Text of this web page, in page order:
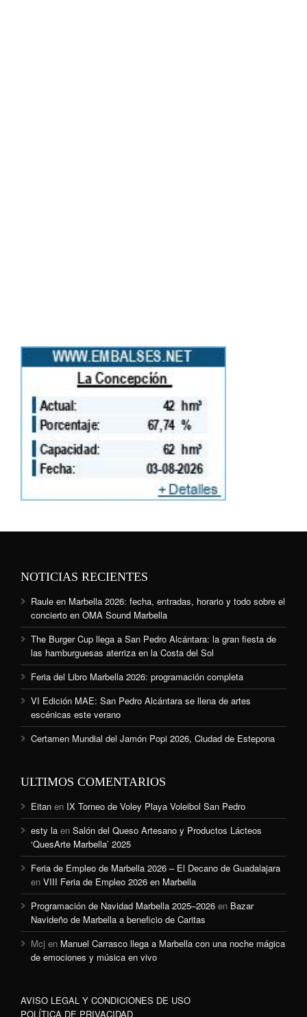
NOTICIAS RECIENTES
Raule en Marbella 2026: fecha, entradas, horario y todo sobre el
concierto en OMA Sound Marbella
The Burger Cup llega a San Pedro Alcántara: la gran fiesta de
las hamburguesas aterriza en la Costa del Sol
Feria del Libro Marbella 2026: programación completa
VI Edición MAE: San Pedro Alcántara se llena de artes
escénicas este verano
Certamen Mundial del Jamón Popi 2026, Ciudad de Estepona
ULTIMOS COMENTARIOS
Eitan en IX Torneo de Voley Playa Voleibol San Pedro
esty la en Salón del Queso Artesano y Productos Lácteos
‘QuesArte Marbella’ 2025
Feria de Empleo de Marbella 2026 – El Decano de Guadalajara
en VIII Feria de Empleo 2026 en Marbella
Programación de Navidad Marbella 2025–2026 en Bazar
Navideño de Marbella a beneficio de Caritas
Mcj en Manuel Carrasco llega a Marbella con una noche mágica
de emociones y música en vivo
AVISO LEGAL Y CONDICIONES DE USO
POLÍTICA DE PRIVACIDAD